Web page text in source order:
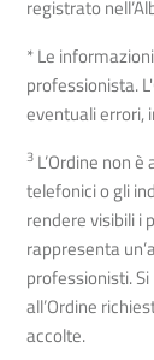
registrato
* Le
professionista.
eventuali errori,
3 L’Ordine non
telefonici o gli
rendere visibili i
rappresenta
professionisti.
all’Ordine
accolte.